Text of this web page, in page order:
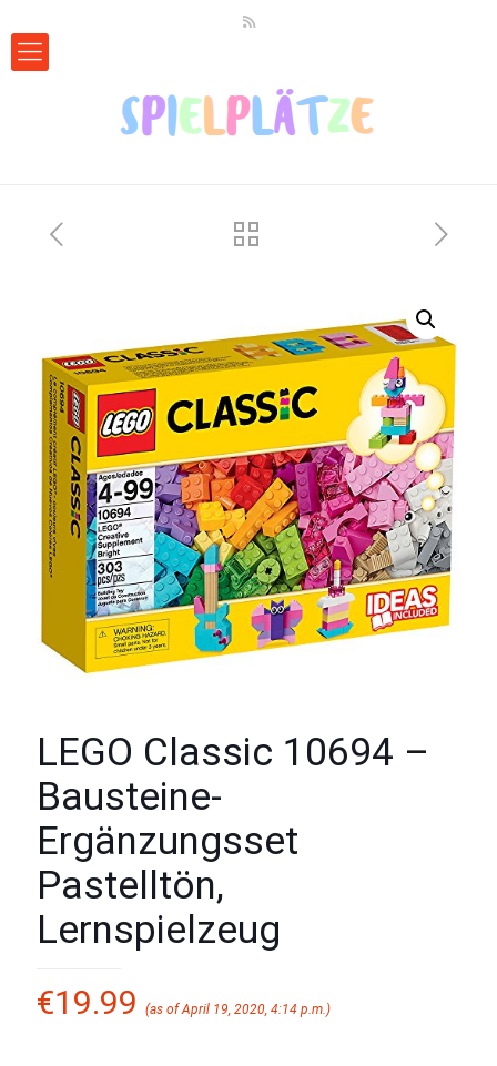
LEGO Classic 10694 –
Bausteine-
Ergänzungsset
Pastelltön,
Lernspielzeug
€19.99 (as of April 19, 2020, 4:14 p.m.)